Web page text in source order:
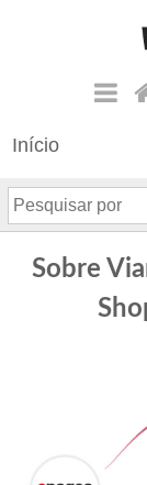
Início
P
e
Sobre